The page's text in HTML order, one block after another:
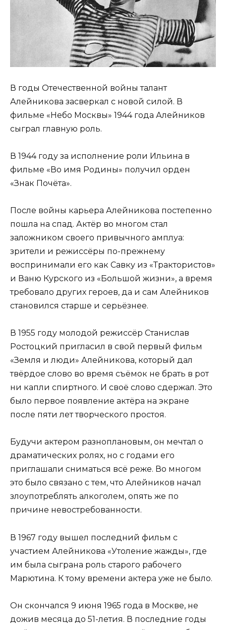
В годы Отечественной войны талант
Алейникова засверкал с новой силой. В
фильме «Небо Москвы» 1944 года Алейников
сыграл главную роль.
В 1944 году за исполнение роли Ильина в
фильме «Во имя Родины» получил орден
«Знак Почёта».
После войны карьера Алейникова постепенно
пошла на спад. Актёр во многом стал
заложником своего привычного амплуа:
зрители и режиссёры по-прежнему
воспринимали его как Савку из «Трактористов»
и Ваню Курского из «Большой жизни», а время
требовало других героев, да и сам Алейников
становился старше и серьёзнее.
В 1955 году молодой режиссёр Станислав
Ростоцкий пригласил в свой первый фильм
«Земля и люди» Алейникова, который дал
твёрдое слово во время съёмок не брать в рот
ни капли спиртного. И своё слово сдержал. Это
было первое появление актёра на экране
после пяти лет творческого простоя.
Будучи актером разноплановым, он мечтал о
драматических ролях, но с годами его
приглашали сниматься всё реже. Во многом
это было связано с тем, что Алейников начал
злоупотреблять алкоголем, опять же по
причине невостребованности.
В 1967 году вышел последний фильм с
участием Алейникова «Утоление жажды», где
им была сыграна роль старого рабочего
Марютина. К тому времени актера уже не было.
Он скончался 9 июня 1965 года в Москве, не
дожив месяца до 51-летия. В последние годы